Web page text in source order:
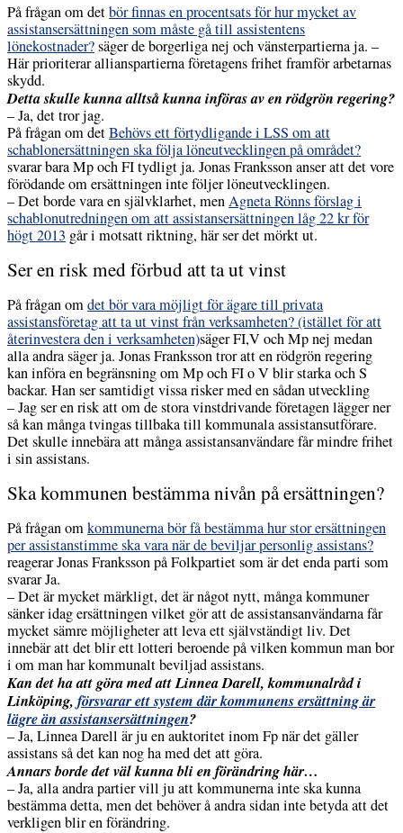
På frågan om detbör finnas en procentsats för hur mycket av
assistansersättningen som måste gå till assistentens
lönekostnader?säger de borgerliga nej och vänsterpartierna ja. –
Här prioriterar allianspartierna företagens frihet framför arbetarnas
skydd.
Detta skulle kunna alltså kunna införas av en rödgrön regering?
– Ja, det tror jag.
På frågan om detBehövs ett förtydligande i LSS om att
schablonersättningen ska följa löneutvecklingen på området?
svarar bara Mp och FI tydligt ja. Jonas Franksson anser att det vore
förödande om ersättningen inte följer löneutvecklingen.
– Det borde vara en självklarhet, menAgneta Rönns förslag i
schablonutredningen om att assistansersättningen låg 22 kr för
högt 2013 går i motsatt riktning, här ser det mörkt ut.
Ser en risk med förbud att ta ut vinst
På frågan omdet bör vara möjligt för ägare till privata
assistansföretag att ta ut vinst från verksamheten? (istället för att
återinvestera den i verksamheten)säger FI,V och Mp nej medan
alla andra säger ja. Jonas Franksson tror att en rödgrön regering
kan införa en begränsning om Mp och FI o V blir starka och S
backar. Han ser samtidigt vissa risker med en sådan utveckling
– Jag ser en risk att om de stora vinstdrivande företagen lägger ner
så kan många tvingas tillbaka till kommunala assistansutförare.
Det skulle innebära att många assistansanvändare får mindre frihet
i sin assistans.
Ska kommunen bestämma nivån på ersättningen?
På frågan omkommunerna bör få bestämma hur stor ersättningen
per assistanstimme ska vara när de beviljar personlig assistans?
reagerar Jonas Franksson på Folkpartiet som är det enda parti som
svarar Ja.
– Det är mycket märkligt, det är något nytt, många kommuner
sänker idag ersättningen vilket gör att de assistansanvändarna får
mycket sämre möjligheter att leva ett självständigt liv. Det
innebär att det blir ett lotteri beroende på vilken kommun man bor
i om man har kommunalt beviljad assistans.
Kan det ha att göra med att Linnea Darell, kommunalråd i
Linköping,försvarar ett system där kommunens ersättning är
lägre än assistansersättningen?
– Ja, Linnea Darell är ju en auktoritet inom Fp när det gäller
assistans så det kan nog ha med det att göra.
Annars borde det väl kunna bli en förändring här…
– Ja, alla andra partier vill ju att kommunerna inte ska kunna
bestämma detta, men det behöver å andra sidan inte betyda att det
verkligen blir en förändring.